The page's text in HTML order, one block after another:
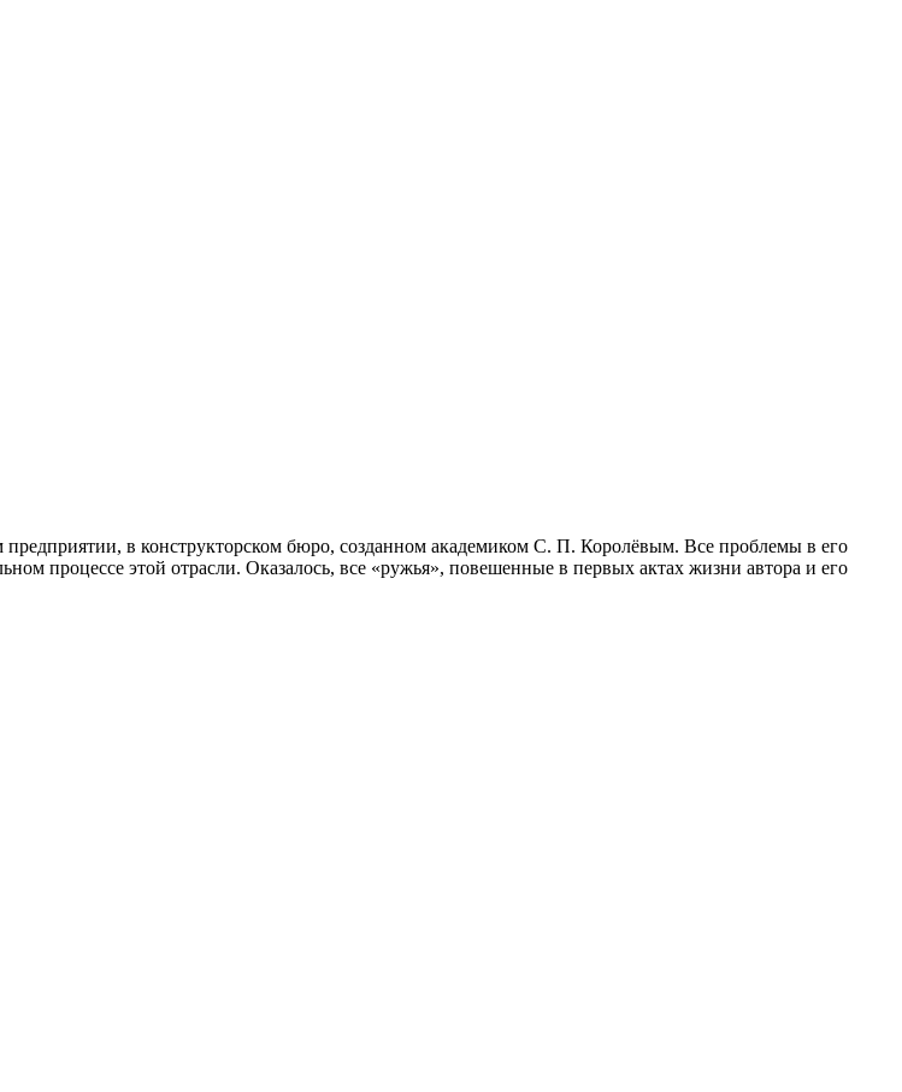
в конструкторском бюро, созданном академиком С. П. Королёвым. Все проблемы в его
процессе этой отрасли. Оказалось, все «ружья», повешенные в первых актах жизни автора и его